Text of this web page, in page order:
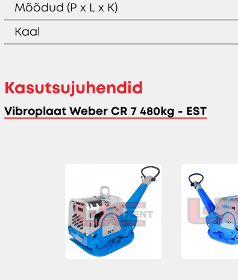
Mõõdud (P x L x K)
Kaal
Kasutsujuhendid
Vibroplaat Weber CR 7 480kg - EST